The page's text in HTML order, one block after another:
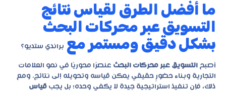
ما أفضل الطرق لقياس نتائج
التسويق عبر محركات البحث
بشكل دقيق ومستمر مع براندي ستديو؟
أصبح التسويق عبر محركات البحث عنصرًا محوريًا في نمو العلامات
التجارية وبناء حضورٍ حقيقي يمكن قياسه وتحويله إلى نتائج. ومع
ذلك، فإن تنفيذ استراتيجية جيدة لا يكفي وحده؛ بل يجب قياس